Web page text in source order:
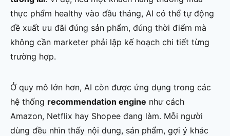
thực phẩm healthy vào đầu tháng, AI có thể tự động
đề xuất ưu đãi đúng sản phẩm, đúng thời điểm mà
không cần marketer phải lập kế hoạch chi tiết từng
trường hợp.
Ở quy mô lớn hơn, AI còn được ứng dụng trong các
hệ thống recommendation engine như cách
Amazon, Netflix hay Shopee đang làm. Mỗi người
dùng đều nhìn thấy nội dung, sản phẩm, gợi ý khác